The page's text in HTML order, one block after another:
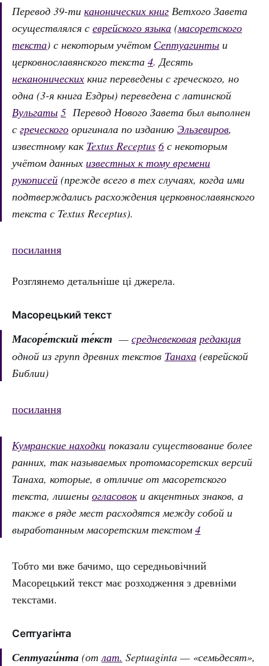
Перевод 39-ти канонических книг Ветхого Завета
осуществлялся с еврейского языка (масоретского
текста) с некоторым учётом Септуагинты и
церковнославянского текста 4. Десять
неканонических книг переведены с греческого, но
одна (3-я книга Ездры) переведена с латинской
Вульгаты 5 Перевод Нового Завета был выполнен
с греческого оригинала по изданию Эльзевиров,
известному как Textus Receptus 6с некоторым
учётом данных известных к тому времени
рукописей (прежде всего в тех случаях, когда ими
подтверждались расхождения церковнославянского
текста с Textus Receptus).
посилання
Розглянемо детальніше ці джерела.
Масорецький текст
Масоре́тский те́кст — средневековая редакция
одной из групп древних текстов Танаха (еврейской
Библии)
посилання
Кумранские находки показали существование более
ранних, так называемых протомасоретских версий
Танаха, которые, в отличие от масоретского
текста, лишены огласовоки акцентных знаков, а
также в ряде мест расходятся между собой и
выработанным масоретским текстом 4
Тобто ми вже бачимо, що середньовічний
Масорецький текст має розходження з древніми
текстами.
Септуагінта
Септуаги́нта (от лат. Septuaginta — «семьдесят»,